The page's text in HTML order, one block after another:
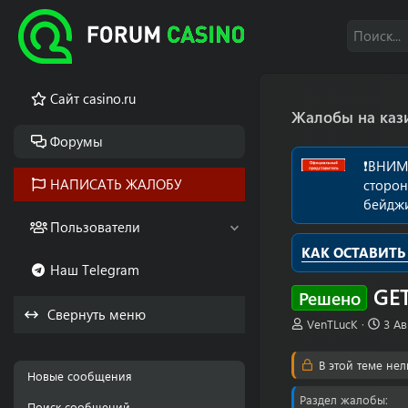
Cайт casino.ru
Форумы
НАПИСАТЬ ЖАЛОБУ
Пользователи
Наш Telegram
Свернуть меню
Новые сообщения
Жалобы на
КАК
Решено
А
т
о
т
VenTLucK
Д
а
а
3
В этой теме
Раздел жалобы